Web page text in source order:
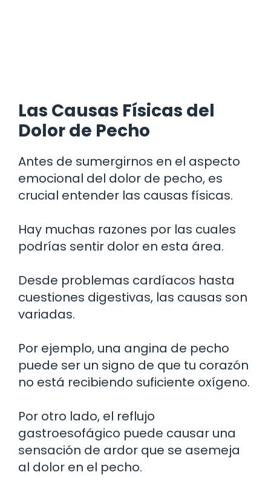
Las Causas Físicas del
Dolor de Pecho
Antes de sumergirnos en el aspecto
emocional del dolor de pecho, es
crucial entender las causas físicas.
Hay muchas razones por las cuales
podrías sentir dolor en esta área.
Desde problemas cardíacos hasta
cuestiones digestivas, las causas son
variadas.
Por ejemplo, una angina de pecho
puede ser un signo de que tu corazón
no está recibiendo suficiente oxígeno.
Por otro lado, el reflujo
gastroesofágico puede causar una
sensación de ardor que se asemeja
al dolor en el pecho.